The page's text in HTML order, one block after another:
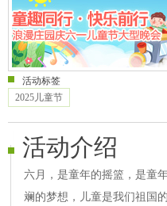
活动标签
2025儿童节
活动介绍
六月，是童年的摇篮，是童
斓的梦想，儿童是我们祖国